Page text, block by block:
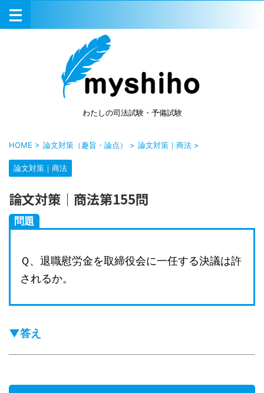
わたしの司法試験・予備試験
HOME > 論文対策（趣旨・論点） > 論文対策｜商法 >
論文対策｜商法
論文対策｜商法第155問
問題
Ｑ、退職慰労金を取締役会に一任する決議は許
されるか。
▼答え